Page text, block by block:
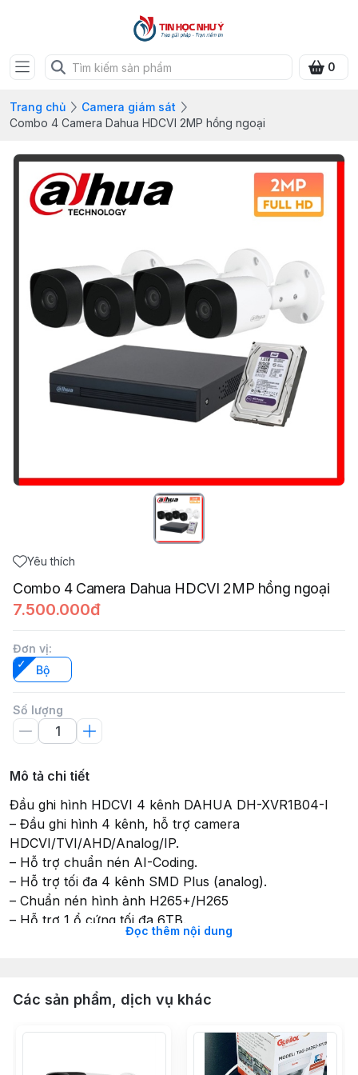
0
Trang chủ
Camera giám sát
Combo 4 Camera Dahua HDCVI 2MP hồng ngoại
Yêu thích
Combo 4 Camera Dahua HDCVI 2MP hồng ngoại
7.500.000đ
Đơn vị:
Bộ
Số lượng
Mô tả chi tiết
Đầu ghi hình HDCVI 4 kênh DAHUA DH-XVR1B04-I
– Đầu ghi hình 4 kênh, hỗ trợ camera
HDCVI/TVI/AHD/Analog/IP.
– Hỗ trợ chuẩn nén AI-Coding.
– Hỗ trợ tối đa 4 kênh SMD Plus (analog).
– Chuẩn nén hình ảnh H265+/H265
– Hỗ trợ 1 ổ cứng tối đa 6TB.
– Hỗ trợ truyền tải âm thanh, báo động qua cáp đồng
– Camera HDCVI thân hồng ngoại, 2.0 megapixel
– Thiết kế mới nhỏ gọn, thẩm mỹ, dễ dàng lắp đặt
Đọc thêm nội dung
Các sản phẩm, dịch vụ khác